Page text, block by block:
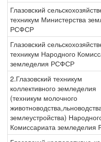
Глазовский
техникум Министерства
РСФСР
Глазовский
техникум Народного
земледелия РСФСР
2.Глазовский техникум
коллективного земледелия
(техникум молочного
землеустройства)
Комиссариата